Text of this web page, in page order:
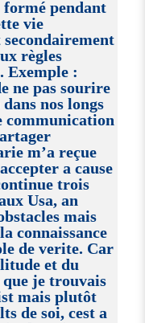
formé pendant
vie
règles
Exemple :
ne pas sourire
nos longs
communication
m’a reçue
a cause
trois
Usa, an
mais
connaissance
de verite. Car
et du
que je trouvais
mais plutôt
de soi, cest a